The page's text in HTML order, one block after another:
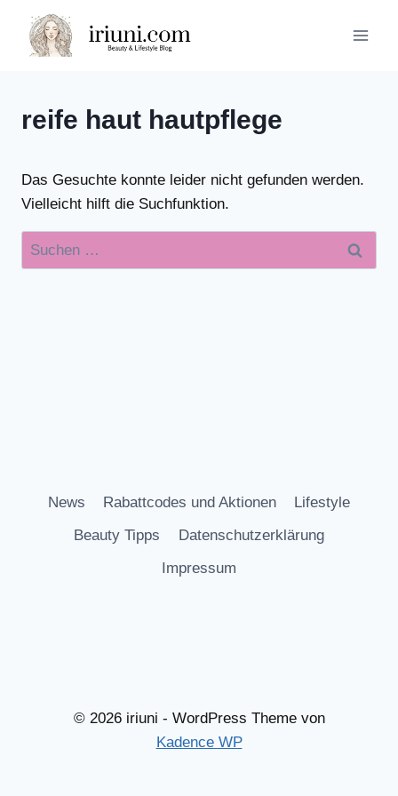
Inhalt
springen
reife haut hautpflege
Das Gesuchte konnte leider nicht gefunden werden.
Vielleicht hilft die Suchfunktion.
Suchen
nach:
News Rabattcodes und Aktionen
Lifestyle
Beauty Tipps
Datenschutzerklärung
Impressum
© 2026 iriuni - WordPress Theme von
Kadence WP